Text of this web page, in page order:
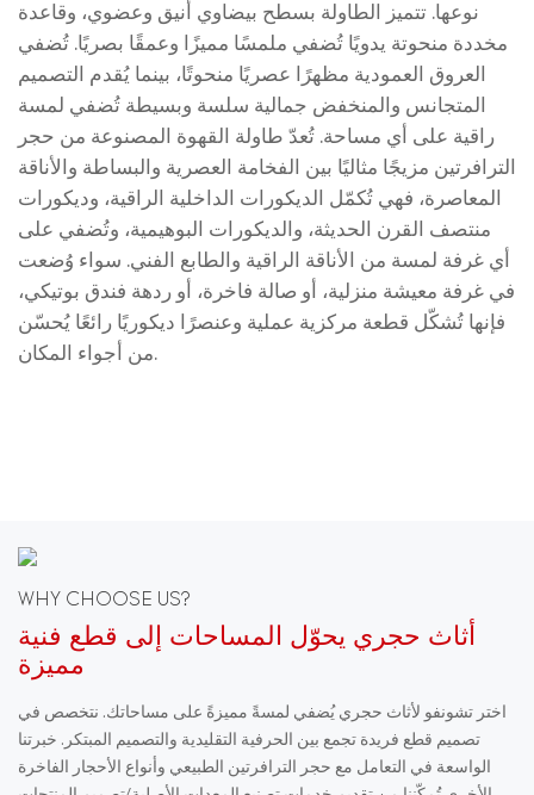
نوعها. تتميز الطاولة بسطح بيضاوي أنيق وعضوي، وقاعدة
مخددة منحوتة يدويًا تُضفي ملمسًا مميزًا وعمقًا بصريًا. تُضفي
العروق العمودية مظهرًا عصريًا منحوتًا، بينما يُقدم التصميم
المتجانس والمنخفض جمالية سلسة وبسيطة تُضفي لمسة
راقية على أي مساحة. تُعدّ طاولة القهوة المصنوعة من حجر
الترافرتين مزيجًا مثاليًا بين الفخامة العصرية والبساطة والأناقة
المعاصرة، فهي تُكمّل الديكورات الداخلية الراقية، وديكورات
منتصف القرن الحديثة، والديكورات البوهيمية، وتُضفي على
أي غرفة لمسة من الأناقة الراقية والطابع الفني. سواء وُضعت
في غرفة معيشة منزلية، أو صالة فاخرة، أو ردهة فندق بوتيكي،
فإنها تُشكّل قطعة مركزية عملية وعنصرًا ديكوريًا رائعًا يُحسّن
من أجواء المكان.
WHY CHOOSE US?
أثاث حجري يحوّل المساحات إلى قطع فنية
مميزة
اختر تشونفو لأثاث حجري يُضفي لمسةً مميزةً على مساحاتك. نتخصص في
تصميم قطع فريدة تجمع بين الحرفية التقليدية والتصميم المبتكر. خبرتنا
الواسعة في التعامل مع حجر الترافرتين الطبيعي وأنواع الأحجار الفاخرة